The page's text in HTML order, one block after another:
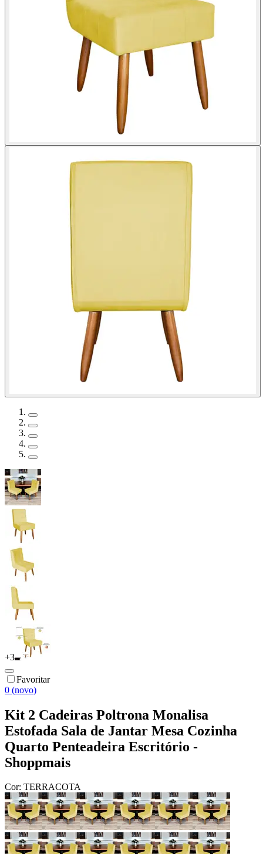
+3
Favoritar
0 (novo)
Kit 2 Cadeiras Poltrona Monalisa
Estofada Sala de Jantar Mesa Cozinha
Quarto Penteadeira Escritório -
Shoppmais
Cor: TERRACOTA